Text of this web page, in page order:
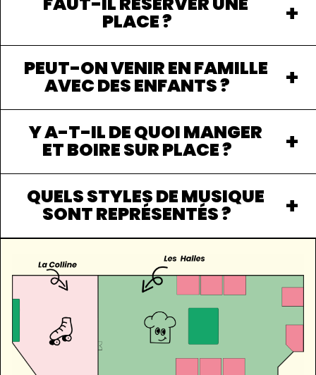
PLACE ?
PEUT-ON VENIR EN FAMILLE
AVEC DES ENFANTS ?
Y A-T-IL DE QUOI MANGER
ET BOIRE SUR PLACE ?
QUELS STYLES DE MUSIQUE
SONT REPRÉSENTÉS ?